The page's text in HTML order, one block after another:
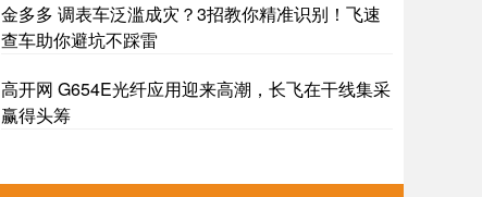
金多多 调表车泛滥成灾？3招教你精准识别！飞速
查车助你避坑不踩雷
高开网 G654E光纤应用迎来高潮，长飞在干线集采
赢得头筹